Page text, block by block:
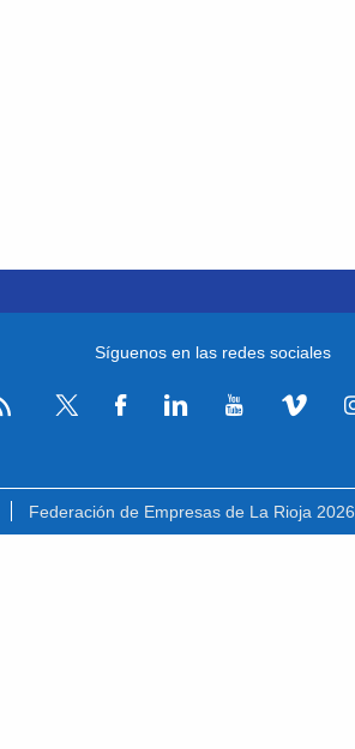
Síguenos en las redes sociales
Federación de Empresas de La Rioja 2026